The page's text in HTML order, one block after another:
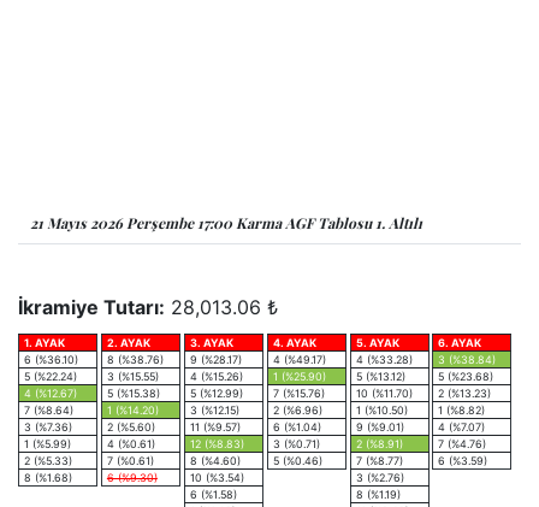
21 Mayıs 2026 Perşembe 17:00 Karma AGF Tablosu 1. Altılı
İkramiye Tutarı: 28,013.06 ₺
1. AYAK
6 (%36.10)
5 (%22.24)
4 (%12.67)
7 (%8.64)
3 (%7.36)
1 (%5.99)
2 (%5.33)
8 (%1.68)
2. AYAK
8 (%38.76)
3 (%15.55)
5 (%15.38)
1 (%14.20)
2 (%5.60)
4 (%0.61)
7 (%0.61)
6 (%9.30)
3. AYAK
9 (%28.17)
4 (%15.26)
5 (%12.99)
3 (%12.15)
11 (%9.57)
12 (%8.83)
8 (%4.60)
10 (%3.54)
6 (%1.58)
4. AYAK
4 (%49.17)
1 (%25.90)
7 (%15.76)
2 (%6.96)
6 (%1.04)
3 (%0.71)
5 (%0.46)
5. AYAK
4 (%33.28)
5 (%13.12)
10 (%11.70)
1 (%10.50)
9 (%9.01)
2 (%8.91)
7 (%8.77)
3 (%2.76)
8 (%1.19)
6. AYAK
3 (%38.84)
5 (%23.68)
2 (%13.23)
1 (%8.82)
4 (%7.07)
7 (%4.76)
6 (%3.59)